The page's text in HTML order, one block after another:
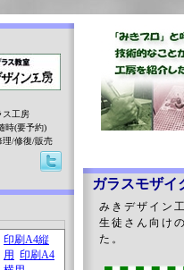
ガラスモザイ
みきデザイン
生徒さん向け
た。
ス工房
時(要予約)
理/修復/販売